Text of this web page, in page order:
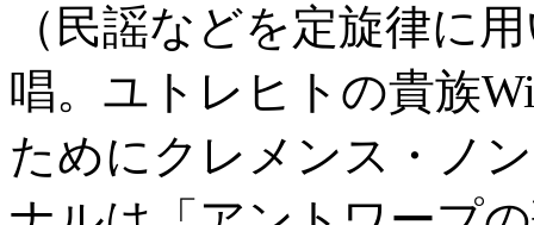
（民謡などを定旋律に
唱。ユトレヒトの貴族
ためにクレメンス・ノ